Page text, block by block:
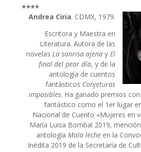
****
Andrea Ciria. CDMX, 1979.
Escritora y Maestra en
Literatura. Autora de las
novelas La sonrisa ajena y El
final del peor día, y de la
antología de cuentos
fantásticos Conjeturas
imposibles. Ha ganado premios
fantástico como el 1er lugar
Nacional de Cuento «Mujeres en
María Luisa Bombal 2019,
antología Mala leche en la
Inédita 2019 de la Secretaría de